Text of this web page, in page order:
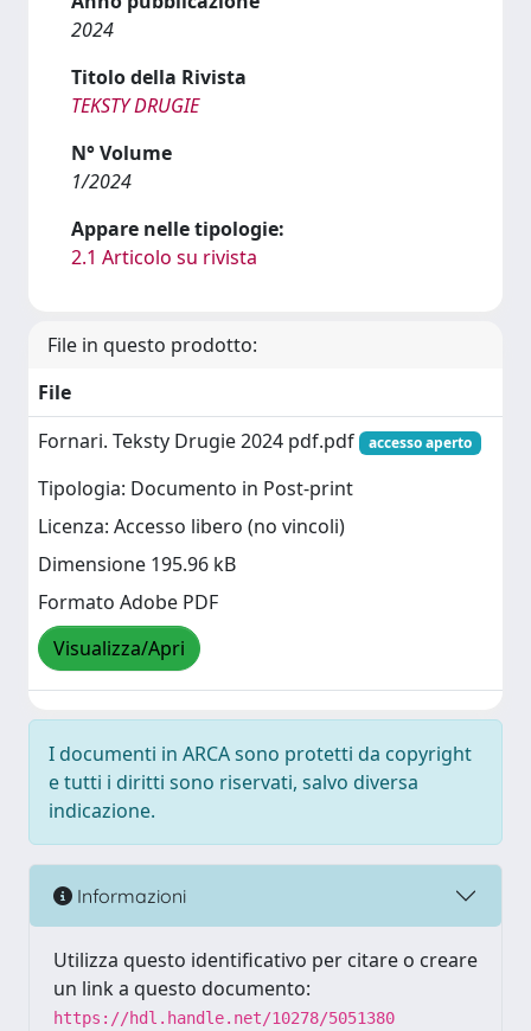
2024
Titolo della Rivista
TEKSTY DRUGIE
N° Volume
1/2024
Appare nelle tipologie:
2.1 Articolo su rivista
File in questo prodotto:
File
Fornari. Teksty Drugie 2024 pdf.pdf
accesso aperto
Tipologia: Documento in Post-print
Licenza: Accesso libero (no vincoli)
Dimensione 195.96 kB
Formato Adobe PDF
Visualizza/Apri
I documenti in ARCA sono protetti da copyright
e tutti i diritti sono riservati, salvo diversa
indicazione.
Informazioni
Utilizza questo identificativo per citare o creare
un link a questo documento:
https://hdl.handle.net/10278/5051380